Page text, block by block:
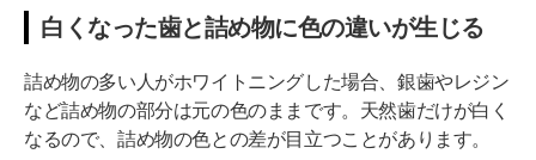
白くなった歯と詰め物に色の違いが生じる
詰め物の多い人がホワイトニングした場合、銀歯やレジン
など詰め物の部分は元の色のままです。天然歯だけが白く
なるので、詰め物の色との差が目立つことがあります。